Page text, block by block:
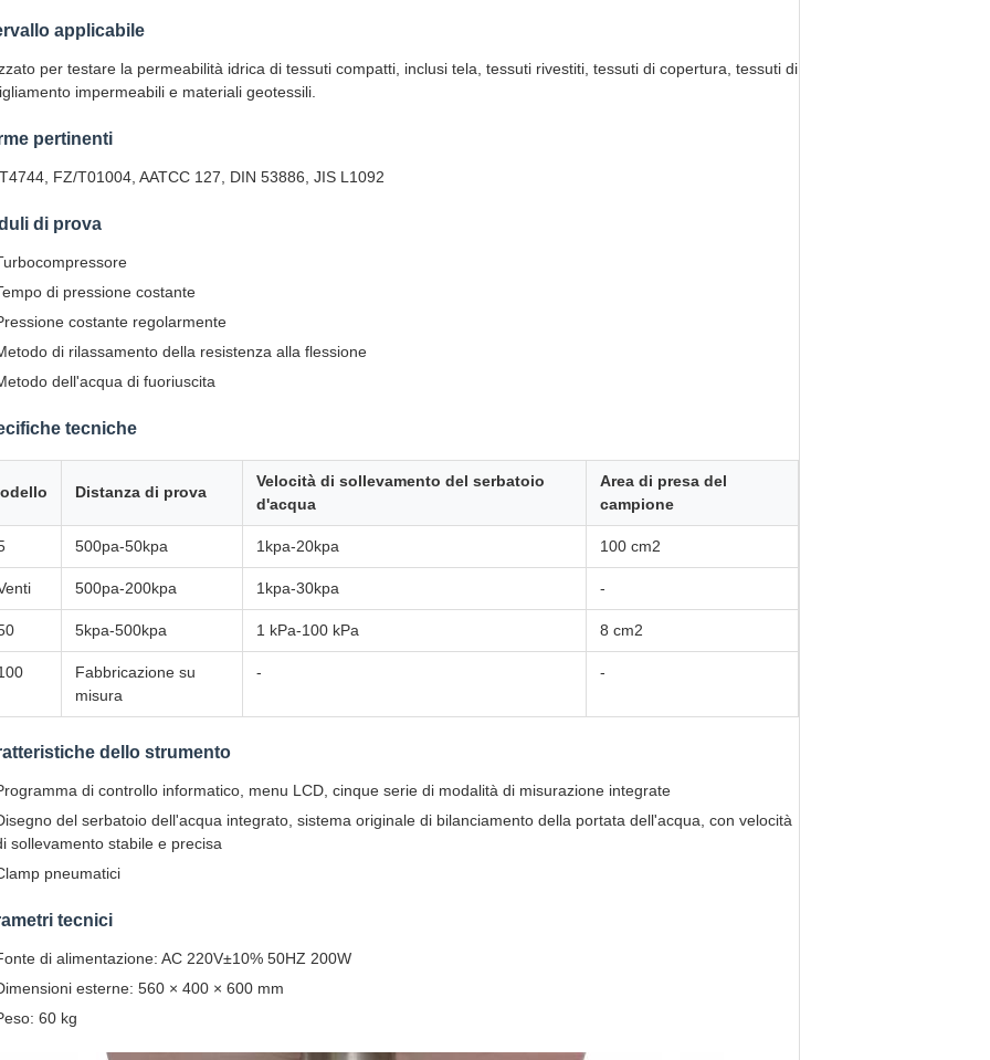
applicabile
per testare la permeabilità idrica di tessuti compatti, inclusi tela, tessuti rivestiti, tessuti di copertura, tessuti di
impermeabili e materiali geotessili.
pertinenti
FZ/T01004, AATCC 127, DIN 53886, JIS L1092
di prova
di pressione costante
costante regolarmente
di rilassamento della resistenza alla flessione
dell'acqua di fuoriuscita
tecniche
Distanza di prova
Velocità di sollevamento del serbatoio
d'acqua
Area di presa del
campione
500pa-50kpa 1kpa-20kpa 100 cm2
500pa-200kpa 1kpa-30kpa -
5kpa-500kpa 1 kPa-100 kPa 8 cm2
Fabbricazione su
misura
- -
dello strumento
di controllo informatico, menu LCD, cinque serie di modalità di misurazione integrate
del serbatoio dell'acqua integrato, sistema originale di bilanciamento della portata dell'acqua, con velocità
sollevamento stabile e precisa
pneumatici
tecnici
di alimentazione: AC 220V±10% 50HZ 200W
esterne: 560 × 400 × 600 mm
60 kg